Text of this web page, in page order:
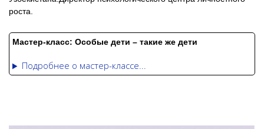
роста.
Мастер-класс: Особые дети – такие же дети
Подробнее о мастер-классе...